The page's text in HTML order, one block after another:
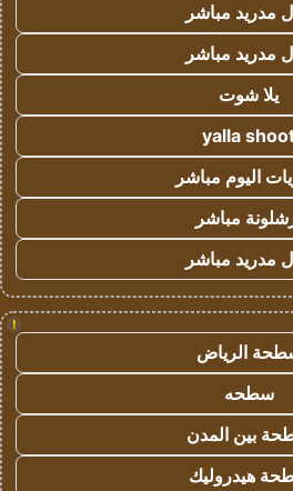
مدريد مباشر
مدريد مباشر
يلا شوت
yalla
اليوم مباشر
مباشر
مدريد مباشر
!
الرياض
سطحه
بين المدن
هيدروليك